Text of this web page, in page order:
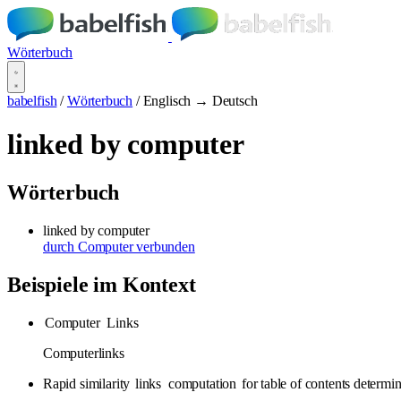
Wörterbuch
babelfish / Wörterbuch / Englisch → Deutsch
linked by computer
Wörterbuch
linked by computer
durch Computer verbunden
Beispiele im Kontext
Computer Links
Computerlinks
Rapid similarity links computation for table of contents